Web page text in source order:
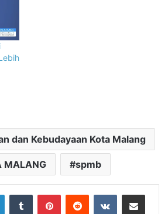
dan Kebudayaan Kota Malang
MALANG spmb
LinkedInTumblr PinterestReddit VKontakteShare via Email